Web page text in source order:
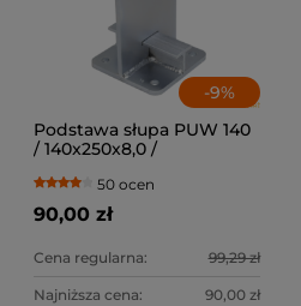
-9%
Podstawa słupa PUW 140
/ 140x250x8,0 /
50 ocen
90,00 zł
Cena regularna: 99,29 zł
Najniższa cena: 90,00 zł